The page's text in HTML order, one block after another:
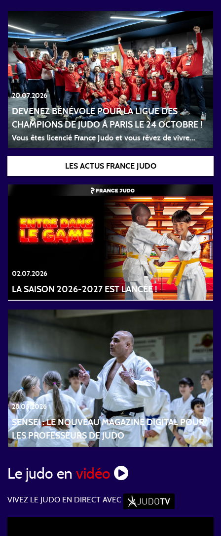
Le judo en vidéo
VIVEZ LE JUDO EN DIRECT AVEC
LES ACTUS FRANCE JUDO
20.07.2026
DEVENEZ BÉNÉVOLE POUR LA LIGUE DES
CHAMPIONS DE JUDO À PARIS LE 24 OCTOBRE !
Vous êtes licencié France Judo et vous rêvez de vivre...
02.07.2026
LA SAISON 2026-2027 EST LANCÉE !
28.05.2026
SENSEI : LE NOUVEAU MAGAZINE DIGITAL POUR
LES PROFESSEURS DE JUDO